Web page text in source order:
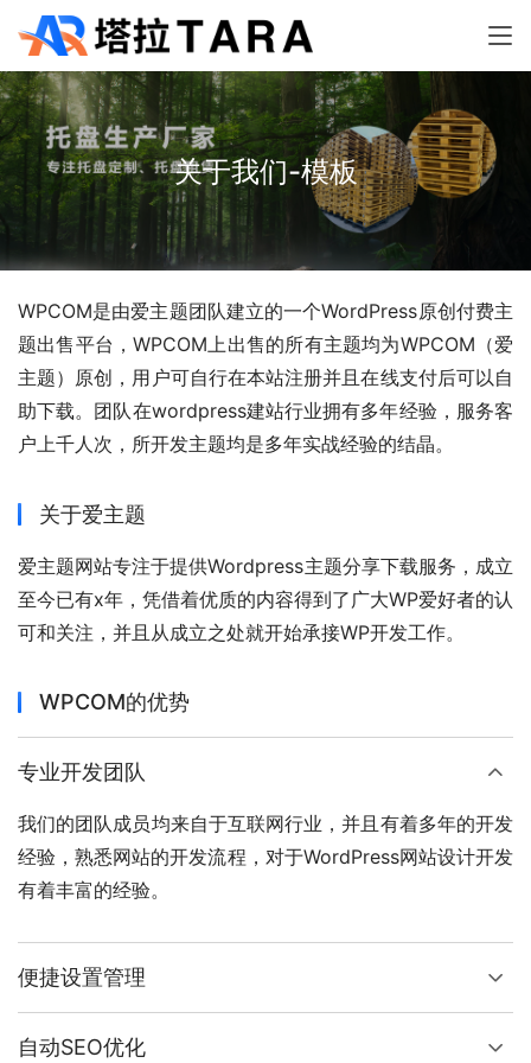
关于我们-模板
WPCOM是由爱主题团队建立的一个WordPress原创付费主
题出售平台，WPCOM上出售的所有主题均为WPCOM（爱
主题）原创，用户可自行在本站注册并且在线支付后可以自
助下载。团队在wordpress建站行业拥有多年经验，服务客
户上千人次，所开发主题均是多年实战经验的结晶。
关于爱主题
爱主题网站专注于提供Wordpress主题分享下载服务，成立
至今已有x年，凭借着优质的内容得到了广大WP爱好者的认
可和关注，并且从成立之处就开始承接WP开发工作。
WPCOM的优势
专业开发团队
我们的团队成员均来自于互联网行业，并且有着多年的开发
经验，熟悉网站的开发流程，对于WordPress网站设计开发
有着丰富的经验。
便捷设置管理
自动SEO优化